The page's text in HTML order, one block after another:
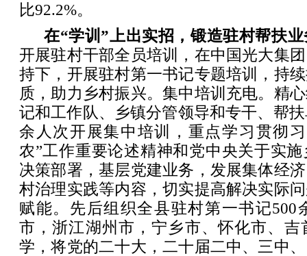
比92.2%。
在“学训”上出实招，锻造驻村帮扶
开展驻村干部全员培训，在中国光大集
持下，开展驻村第一书记专题培训，持
质，助力乡村振兴。集中培训充电。精
记和工作队、乡镇分管领导和专干、帮
余人次开展集中培训，重点学习贯彻
农”工作重要论述精神和党中央关于实
决策部署，基层党建业务，发展集体经
村治理实践等内容，切实提高解决实际
赋能。先后组织全县驻村第一书记500
市，浙江湖州市，宁乡市、怀化市、吉
学，将党的二十大，二十届二中、三中